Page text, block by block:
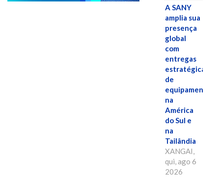
A SANY
amplia sua
presença
global
com
entregas
estratégicas
de
equipamentos
na
América
do Sul e
na
Tailândia
XANGAI,
qui, ago 6
2026